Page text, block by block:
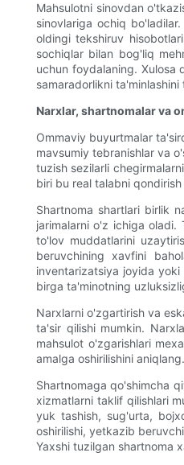
Mahsulotni sinovdan
sinovlariga ochiq
oldingi tekshiruv
sochiqlar bilan bog'liq
uchun foydalaning. Xulosa
samaradorlikni ta'minlashini
Narxlar, shartnomalar va
Ommaviy buyurtmalar
mavsumiy tebranishlar va
tuzish sezilarli
biri bu real talabni
Shartnoma shartlari birlik
jarimalarni o'z ichiga oladi.
to'lov muddatlarini
beruvchining xavfini
inventarizatsiya joyida
birga ta'minotning
Narxlarni o'zgartirish va
ta'sir qilishi mumkin.
mahsulot o'zgarishlari
amalga oshirilishini aniqlang.
Shartnomaga qo'shimcha
xizmatlarni taklif qilishlari
yuk tashish, sug'urta,
oshirilishi, yetkazib
Yaxshi tuzilgan shartnoma